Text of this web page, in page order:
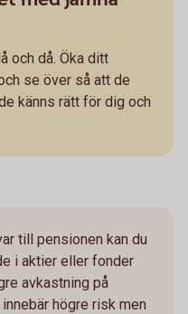
och då. Öka ditt
se över så att de
känns rätt för dig och
till pensionen kan du
i aktier eller fonder
avkastning på
högre risk men